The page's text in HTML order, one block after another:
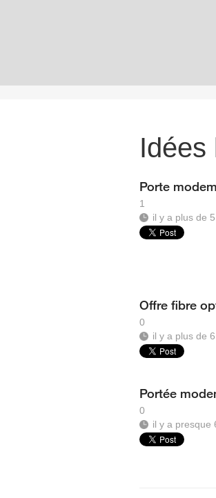
Idées
Porte
1
il y a plus de
Offre fibre
0
il y a plus de
Portée
0
il y a presque